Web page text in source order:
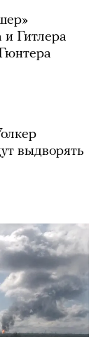
и Гитлера
выдворять